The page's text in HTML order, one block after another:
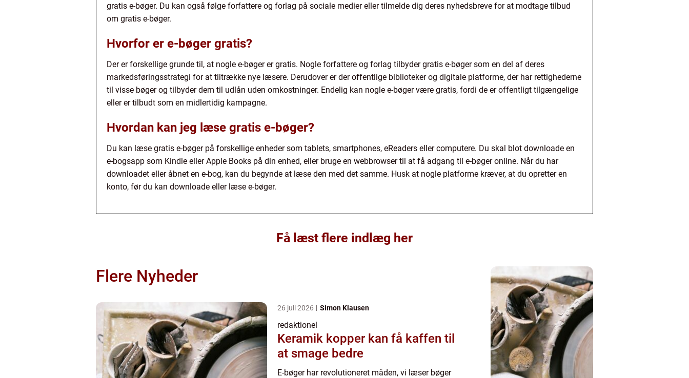
gratis e-bøger. Du kan også følge forfattere og forlag på sociale medier eller tilmelde dig deres nyhedsbreve for at modtage tilbud
om gratis e-bøger.
Hvorfor er e-bøger gratis?
Der er forskellige grunde til, at nogle e-bøger er gratis. Nogle forfattere og forlag tilbyder gratis e-bøger som en del af deres
markedsføringsstrategi for at tiltrække nye læsere. Derudover er der offentlige biblioteker og digitale platforme, der har rettighederne
til visse bøger og tilbyder dem til udlån uden omkostninger. Endelig kan nogle e-bøger være gratis, fordi de er offentligt tilgængelige
eller er tilbudt som en midlertidig kampagne.
Hvordan kan jeg læse gratis e-bøger?
Du kan læse gratis e-bøger på forskellige enheder som tablets, smartphones, eReaders eller computere. Du skal blot downloade en
e-bogsapp som Kindle eller Apple Books på din enhed, eller bruge en webbrowser til at få adgang til e-bøger online. Når du har
downloadet eller åbnet en e-bog, kan du begynde at læse den med det samme. Husk at nogle platforme kræver, at du opretter en
konto, før du kan downloade eller læse e-bøger.
Få læst flere indlæg her
Flere Nyheder
26 juli 2026 Simon Klausen
redaktionel
Keramik kopper kan få kaffen til
at smage bedre
E-bøger har revolutioneret måden, vi læser bøger